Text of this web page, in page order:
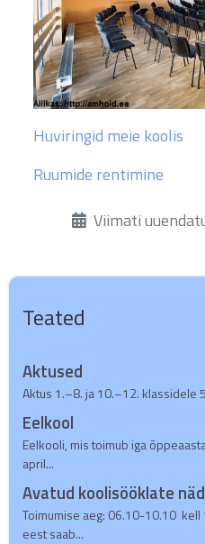
Huviringid meie koolis
Ruumide rentimine
ÜksikasjadViimati
Teated
Aktused
Aktus 1.–8. ja 10.–12. klassidele
Eelkool
Eelkooli, mis toimub iga
april...
Avatud koolisööklate
Toimumise aeg: 06.10-10.10
eest saab...